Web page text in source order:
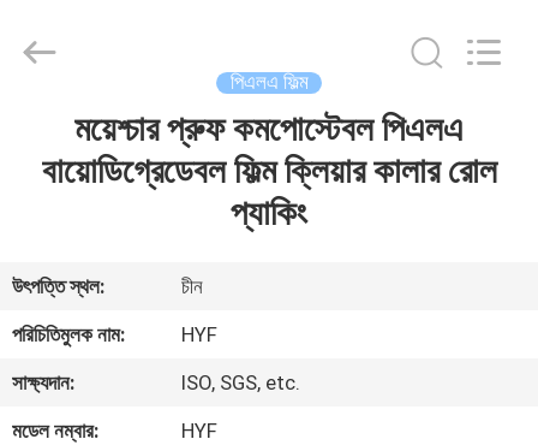
ভিডিও
সম্পর্কে
পিএলএ ফিল্ম
ময়েশ্চার প্রুফ কমপোস্টেবল পিএলএ
বায়োডিগ্রেডেবল ফিল্ম ক্লিয়ার কালার রোল
প্যাকিং
উৎপত্তি স্থল:
চীন
পরিচিতিমুলক নাম:
HYF
সাক্ষ্যদান:
ISO, SGS, etc.
মডেল নম্বার:
HYF